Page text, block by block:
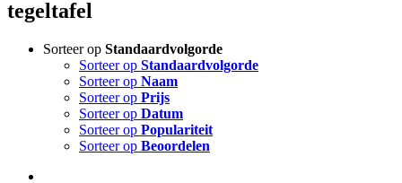
tegeltafel
Sorteer op Standaardvolgorde
Sorteer op Standaardvolgorde
Sorteer op Naam
Sorteer op Prijs
Sorteer op Datum
Sorteer op Populariteit
Sorteer op Beoordelen